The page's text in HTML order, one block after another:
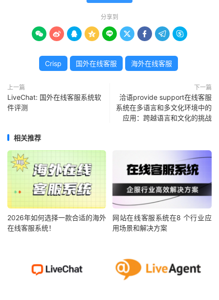
分享到
        
Crisp 国外在线客服 海外在线客服
上一篇
LiveChat: 国外在线客服系统软
件评测
下一篇
洽语provide support在线客服
系统在多语言和多文化环境中的
应用：跨越语言和文化的挑战
相关推荐
2026年如何选择一款合适的海外
在线客服系统！
网站在线客服系统在8 个行业应
用场景和解决方案